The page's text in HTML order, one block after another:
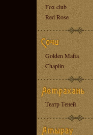
Fox club
Red Rose
Golden Mafia
Chaplin
Театр Теней